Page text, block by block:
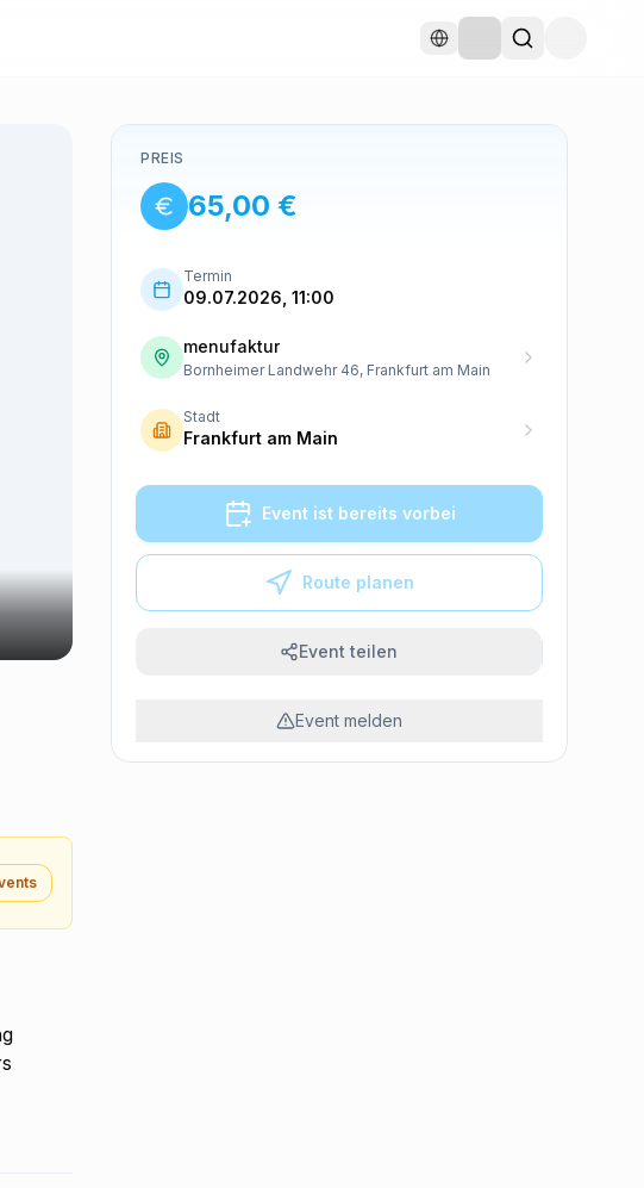
PREIS
65,00 €
Termin
09.07.2026, 11:00
menufaktur
Bornheimer Landwehr 46, Frankfurt am Main
Stadt
Frankfurt am Main
Event ist bereits vorbei
Route planen
Event teilen
Event melden